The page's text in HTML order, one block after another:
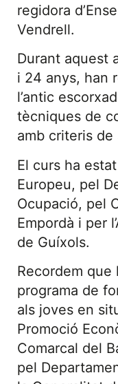
regidora
Vendrell.
Durant aquest
i 24 anys, han
l’antic
tècniques de
amb criteris
El curs ha
Europeu, pel
Ocupació, pel
Empordà i per
de Guíxols.
Recordem que
programa de
als joves en
Promoció
Comarcal del
pel